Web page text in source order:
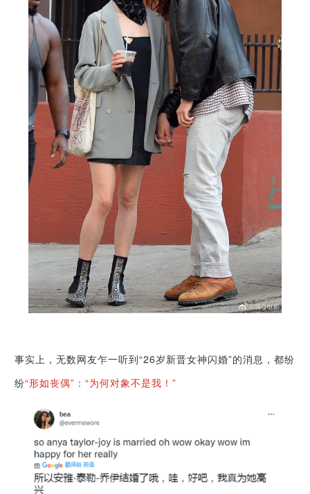
事实上，无数网友乍一听到“26岁新晋女神闪婚”的消息 ，都纷
纷“形如丧偶” ：“为何对象不是我！”